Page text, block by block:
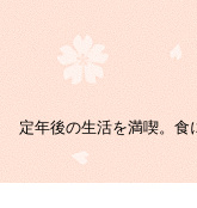
定年後の生活を満喫。食